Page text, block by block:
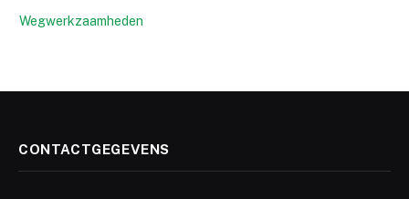
Wegwerkzaamheden
CONTACTGEGEVENS